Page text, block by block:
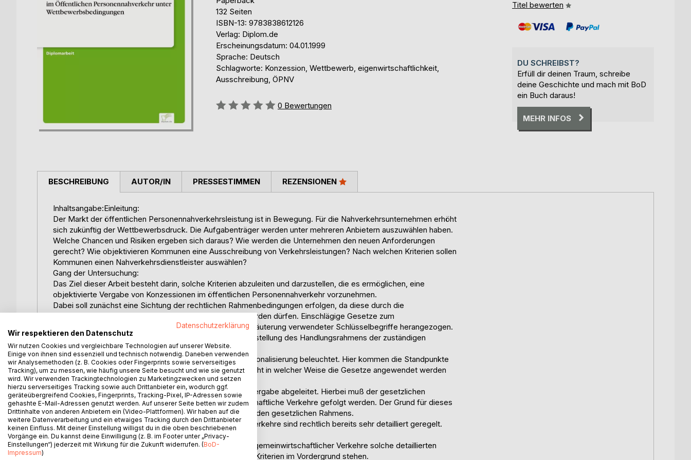
132 Seiten
ISBN-13: 9783838612126
Verlag: Diplom.de
Erscheinungsdatum: 04.01.1999
Sprache: Deutsch
Schlagworte: Konzession, Wettbewerb, eigenwirtschaftlichkeit,
Ausschreibung, ÖPNV
Bewertung::
0 Bewertungen
Titel bewerten
DU SCHREIBST?
Erfüll dir deinen Traum, schreibe
deine Geschichte und mach mit BoD
ein Buch daraus!
MEHR INFOS
BESCHREIBUNG
Inhaltsangabe:Einleitung:
Der Markt der öffentlichen Personennahverkehrsleistung ist in Bewegung. Für die Nahverkehrsunternehmen erhöht
sich zukünftig der Wettbewerbsdruck. Die Aufgabenträger werden unter mehreren Anbietern auszuwählen haben.
Welche Chancen und Risiken ergeben sich daraus? Wie werden die Unternehmen den neuen Anforderungen
gerecht? Wie objektivieren Kommunen eine Ausschreibung von Verkehrsleistungen? Nach welchen Kriterien sollen
Kommunen einen Nahverkehrsdienstleister auswählen?
Gang der Untersuchung:
Das Ziel dieser Arbeit besteht darin, solche Kriterien abzuleiten und darzustellen, die es ermöglichen, eine
objektivierte Vergabe von Konzessionen im öffentlichen Personennahverkehr vorzunehmen.
Dabei soll zunächst eine Sichtung der rechtlichen Rahmenbedingungen erfolgen, da diese durch die
Ausschreibungskriterien nicht verletzt bzw. gesprengt werden dürfen. Einschlägige Gesetze zum
Personenbeförderungsrecht werden diskutiert und zur Erläuterung verwendeter Schlüsselbegriffe herangezogen.
Darüber hinaus ermöglicht diese Vorgehensweise die Darstellung des Handlungsrahmens der zuständigen
Behörden.
In einem nächsten Schritt wird der heutige Stand der Regionalisierung beleuchtet. Hier kommen die Standpunkte
der Betroffenen zur Sprache. Insbesondere wird untersucht in welcher Weise die Gesetze angewendet werden
bzw. welche Vorbehalte oder Kritikpunkte bestehen.
Im Anschluß daran werden Kriterien für die Konzessionsvergabe abgeleitet. Hierbei muß der gesetzlichen
Unterscheidung in eigenwirtschaftliche und gemeinwirtschaftliche Verkehre gefolgt werden. Der Grund für dieses
Vorgehen liegt in dem bindenden Charakter des bestehenden gesetzlichen Rahmens.
Die Kriterien für die Genehmigung eigenwirtschaftlicher Verkehre sind rechtlich bereits sehr detailliert geregelt.
Diese sollen dargestellt und kritisch beleuchtet werden.
Dagegen bestehen bei den Kriterien für Genehmigungen gemeinwirtschaftlicher Verkehre solche detaillierten
Vorgaben noch nicht. Hier wird die Erarbeitung möglicher Kriterien im Vordergrund stehen.
AUTOR/IN PRESSESTIMMEN REZENSIONEN
Datenschutzerklärung
Wir respektieren den Datenschutz
Wir nutzen Cookies und vergleichbare Technologien auf unserer Website.
Einige von ihnen sind essenziell und technisch notwendig. Daneben verwenden
wir Analysemethoden (z. B. Cookies oder Fingerprints sowie serverseitiges
Tracking), um zu messen, wie häufig unsere Seite besucht und wie sie genutzt
wird. Wir verwenden Trackingtechnologien zu Marketingzwecken und setzen
hierzu serverseitiges Tracking sowie auch Drittanbieter ein, wodurch ggf.
geräteübergreifend Cookies, Fingerprints, Tracking-Pixel, IP-Adressen sowie
gehashte E-Mail-Adressen genutzt werden. Auf unserer Seite betten wir zudem
Drittinhalte von anderen Anbietern ein (Video-Plattformen). Wir haben auf die
weitere Datenverarbeitung und ein etwaiges Tracking durch den Drittanbieter
keinen Einfluss. Mit deiner Einstellung willigst du in die oben beschriebenen
Vorgänge ein. Du kannst deine Einwilligung (z. B. im Footer unter „Privacy-
Einstellungen“) jederzeit mit Wirkung für die Zukunft widerrufen. (BoD-
Impressum)